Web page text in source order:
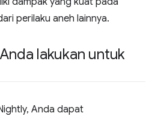
perilaku aneh lainnya.
lakukan untuk
Anda dapat